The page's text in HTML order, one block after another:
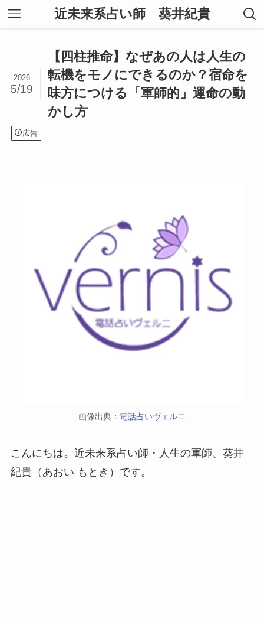
近未来系占い師 葵井紀貴
【四柱推命】なぜあの人は人生の
転機をモノにできるのか？宿命を
味方につける「軍師的」運命の動
かし方
2026
5/19
広告
画像出典： 電話占いヴェルニ
こんにちは。近未来系占い師・人生の軍師、葵井
紀貴（あおい もとき）です。